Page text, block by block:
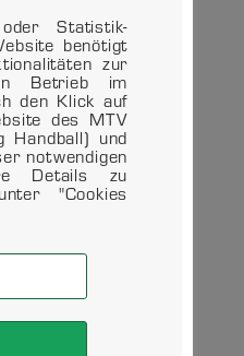
Statistik-
benötigt
zur
Betrieb im
den Klick auf
des MTV
Handball) und
notwendigen
Details zu
"Cookies